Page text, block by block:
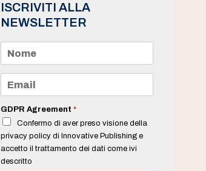
ISCRIVITI ALLA
NEWSLETTER
m
e
a
i
*
GDPR Agreement *
Confermo di aver preso visione della
privacy policy di Innovative Publishing e
accetto il trattamento dei dati come ivi
descritto